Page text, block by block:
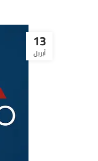
13
أبريل